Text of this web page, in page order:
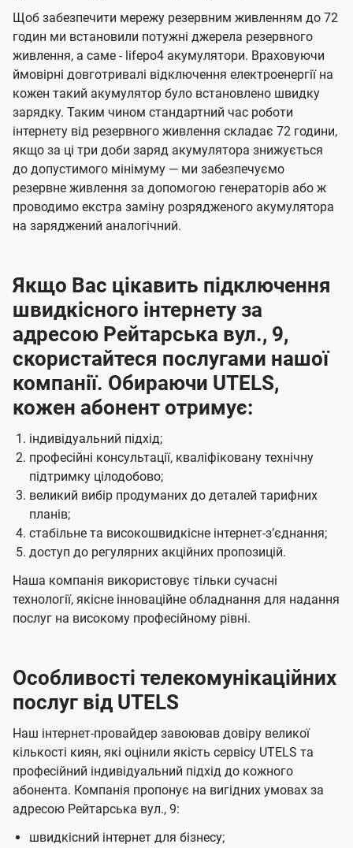
Щоб забезпечити мережу резервним живленням до 72
годин ми встановили потужні джерела резервного
живлення, а саме - lifepo4 акумулятори. Враховуючи
ймовірні довготривалі відключення електроенергії на
кожен такий акумулятор було встановлено швидку
зарядку. Таким чином стандартний час роботи
інтернету від резервного живлення складає 72 години,
якщо за ці три доби заряд акумулятора знижується
до допустимого мінімуму — ми забезпечуємо
резервне живлення за допомогою генераторів або ж
проводимо екстра заміну розрядженого акумулятора
на заряджений аналогічний.
Якщо Вас цікавить підключення
швидкісного інтернету за
адресою Рейтарська вул., 9,
скористайтеся послугами нашої
компанії. Обираючи UTELS,
кожен абонент отримує:
індивідуальний підхід;
професійні консультації, кваліфіковану технічну
підтримку цілодобово;
великий вибір продуманих до деталей тарифних
планів;
стабільне та високошвидкісне інтернет-зʼєднання;
доступ до регулярних акційних пропозицій.
Наша компанія використовує тільки сучасні
технології, якісне інноваційне обладнання для надання
послуг на високому професійному рівні.
Особливості телекомунікаційних
послуг від UTELS
Наш інтернет-провайдер завоював довіру великої
кількості киян, які оцінили якість сервісу UTELS та
професійний індивідуальний підхід до кожного
абонента. Компанія пропонує на вигідних умовах за
адресою Рейтарська вул., 9:
швидкісний інтернет для бізнесу;